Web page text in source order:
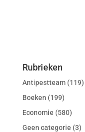
Rubrieken
Antipestteam(119)
Boeken (199)
Economie (580)
Geen categorie (3)